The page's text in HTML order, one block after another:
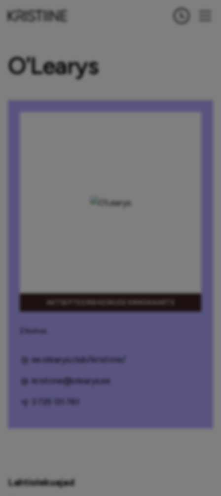
O'Learys
Lahtiolekuajad
2 korrus
ee.olearys.club/kristiine/
kristiine@olearys.ee
3 725 131 761